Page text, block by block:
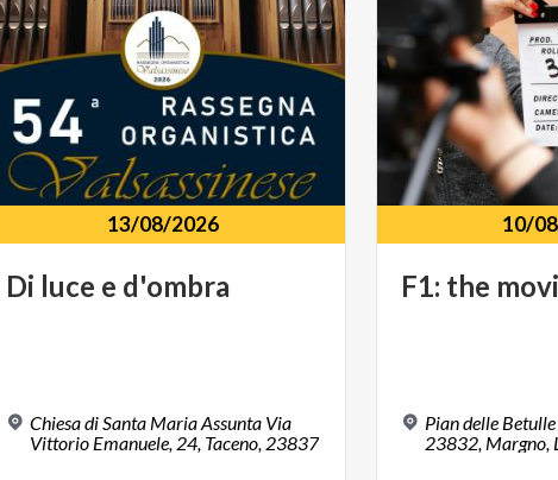
13/08/2026
Di luce e d'ombra
Chiesa di Santa Maria Assunta Via
Vittorio Emanuele, 24, Taceno, 23837
10/
F1: the
Pian delle
23832, Margno,